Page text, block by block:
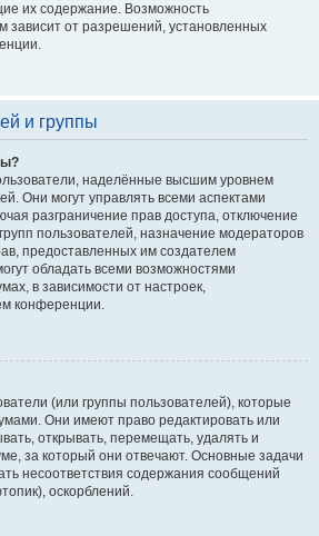
их содержание. Возможность
зависит от разрешений, установленных
и группы
наделённые высшим уровнем
Они могут управлять всеми аспектами
разграничение прав доступа, отключение
пользователей, назначение модераторов
предоставленных им создателем
обладать всеми возможностями
в зависимости от настроек,
конференции.
(или группы пользователей), которые
Они имеют право редактировать или
открывать, перемещать, удалять и
за который они отвечают. Основные задачи
несоответствия содержания сообщений
оскорблений.